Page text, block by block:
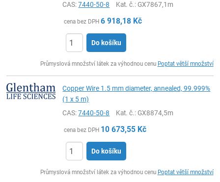
CAS:7440-50-8 Kat. č.: GX7867,1m
cena bez DPH 6 918,18 Kč
Do košíku
Průmyslová množství látek za výhodnou cenu Poptat větší množství
Copper Wire 1.5 mm diameter, annealed, 99.999%
(1 x 5 m)
CAS:7440-50-8 Kat. č.: GX8874,5m
cena bez DPH 10 673,55 Kč
Do košíku
Průmyslová množství látek za výhodnou cenu Poptat větší množství